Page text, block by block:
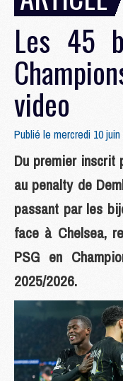
Les 45
video
Publié le mercredi 10 juin
Du premier inscrit
au penalty de
passant par les
face à Chelsea,
PSG en
2025/2026.